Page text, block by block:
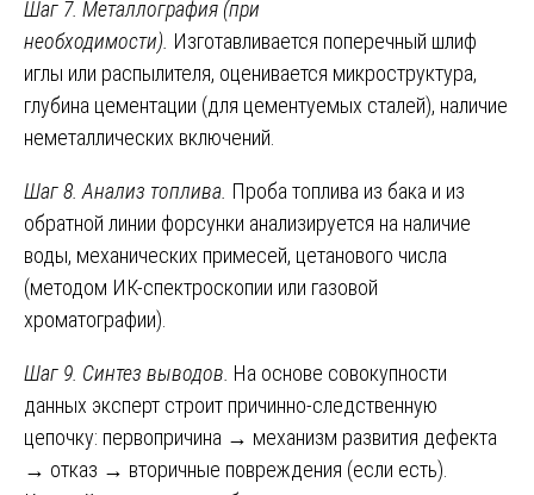
Шаг 7. Металлография (при
необходимости). Изготавливается поперечный шлиф
иглы или распылителя, оценивается микроструктура,
глубина цементации (для цементуемых сталей), наличие
неметаллических включений.
Шаг 8. Анализ топлива. Проба топлива из бака и из
обратной линии форсунки анализируется на наличие
воды, механических примесей, цетанового числа
(методом ИК-спектроскопии или газовой
хроматографии).
Шаг 9. Синтез выводов. На основе совокупности
данных эксперт строит причинно-следственную
цепочку: первопричина → механизм развития дефекта
→ отказ → вторичные повреждения (если есть).